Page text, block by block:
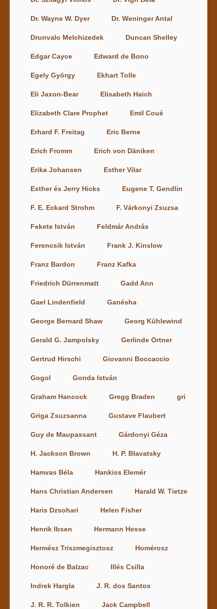
Dr. Wayne W. Dyer Dr. Weninger Antal
Drunvalo Melchizedek Duncan Shelley
Edgar Cayce Edward de Bono
Egely György Ekhart Tolle
Eli Jaxon-Bear Elisabeth Haich
Elizabeth Clare Prophet Emil Coué
Erhard F. Freitag Eric Berne
Erich Fromm Erich von Däniken
Erika Johansen Esther Vilar
Esther és Jerry Hicks Eugene T. Gendlin
F. E. Eckard Strohm F. Várkonyi Zsuzsa
Fekete István Feldmár András
Ferencsik István Frank J. Kinslow
Franz Bardon Franz Kafka
Friedrich Dürrenmatt Gadd Ann
Gael Lindenfield Ganésha
George Bernard Shaw Georg Kühlewind
Gerald G. Jampolsky Gerlinde Ortner
Gertrud Hirschi Giovanni Boccaccio
Gogol Gonda István
Graham Hancock Gregg Braden gri
Griga Zsuzsanna Gustave Flaubert
Guy de Maupassant Gárdonyi Géza
H. Jackson Brown H. P. Blavatsky
Hamvas Béla Hankiss Elemér
Hans Christian Andersen Harald W. Tietze
Haris Dzsohari Helen Fisher
Henrik Ibsen Hermann Hesse
Hermész Triszmegisztosz Homérosz
Honoré de Balzac Illés Csilla
Indrek Hargla J. R. dos Santos
J. R. R. Tolkien Jack Campbell